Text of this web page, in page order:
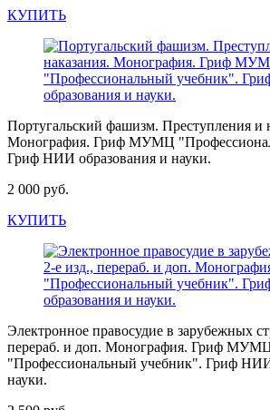
КУПИТЬ
Португальский фашизм. Преступления и
Монография. Гриф МУМЦ
Гриф НИИ образования и науки.
2 000 руб.
КУПИТЬ
Электронное правосудие в зарубежных
перераб. и доп. Монография. Гриф
"Профессиональный учебник". Гриф НИИ
науки.